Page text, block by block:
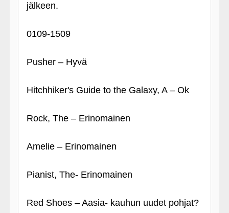
jälkeen.
0109-1509
Pusher – Hyvä
Hitchhiker's Guide to the Galaxy, A – Ok
Rock, The – Erinomainen
Amelie – Erinomainen
Pianist, The- Erinomainen
Red Shoes – Aasia- kauhun uudet pohjat?